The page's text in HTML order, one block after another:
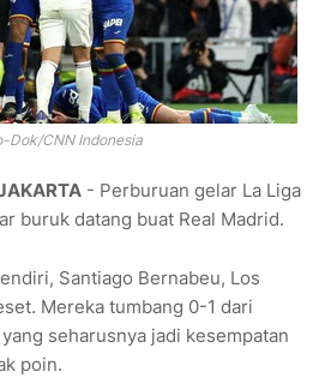
Dok/CNN Indonesia
- Perburuan gelar La Liga
buruk datang buat Real Madrid.
Santiago Bernabeu, Los
Mereka tumbang 0-1 dari
seharusnya jadi kesempatan
poin.